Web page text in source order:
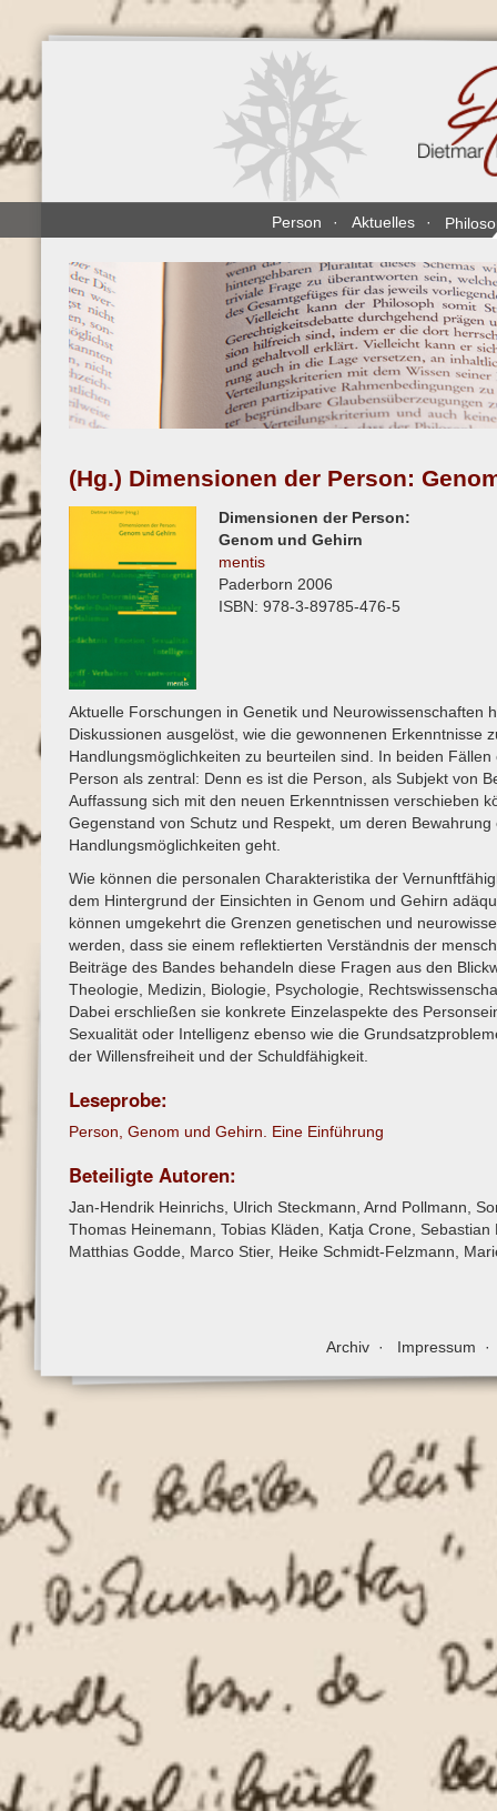
Inhalt
Person Aktuelles
(Hg.) Dimensionen der Person:
Dimensionen der Person:
Genom und Gehirn
mentis
Paderborn 2006
ISBN: 978-3-89785-476-5
Aktuelle Forschungen in Genetik und Neurowissenschaften
Diskussionen ausgelöst, wie die gewonnenen Erkenntnisse
Handlungsmöglichkeiten zu beurteilen sind. In beiden
Person als zentral: Denn es ist die Person, als Subjekt von
Auffassung sich mit den neuen Erkenntnissen verschieben
Gegenstand von Schutz und Respekt, um deren
Handlungsmöglichkeiten geht.
Wie können die personalen Charakteristika der
dem Hintergrund der Einsichten in Genom und Gehirn
können umgekehrt die Grenzen genetischen und
werden, dass sie einem reflektierten Verständnis der
Beiträge des Bandes behandeln diese Fragen aus den
Theologie, Medizin, Biologie, Psychologie,
Dabei erschließen sie konkrete Einzelaspekte des
Sexualität oder Intelligenz ebenso wie die
der Willensfreiheit und der Schuldfähigkeit.
Leseprobe:
Person, Genom und Gehirn. Eine Einführung
Beteiligte Autoren:
Jan-Hendrik Heinrichs, Ulrich Steckmann, Arnd Pollmann,
Thomas Heinemann, Tobias Kläden, Katja Crone, Sebastian
Matthias Godde, Marco Stier, Heike Schmidt-Felzmann,
Archiv Impressum